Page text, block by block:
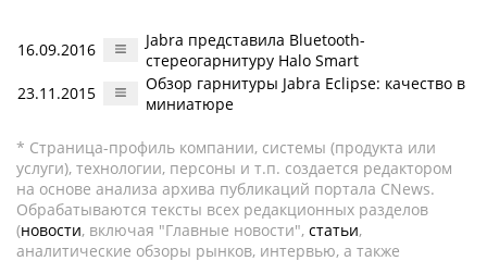
16.09.2016
Jabra представила Bluetooth-
стереогарнитуру Halo Smart
23.11.2015
Обзор гарнитуры Jabra Eclipse: качество в
миниатюре
* Страница-профиль компании, системы (продукта или
услуги), технологии, персоны и т.п. создается редактором
на основе анализа архива публикаций портала CNews.
Обрабатываются тексты всех редакционных разделов
(новости, включая "Главные новости", статьи,
аналитические обзоры рынков, интервью, а также